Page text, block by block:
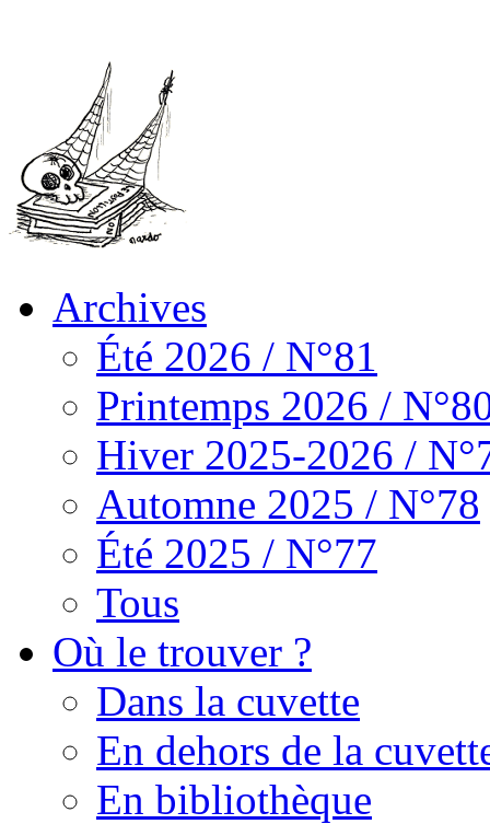
Archives
Été 2026 / N°81
Printemps 2026 /
Hiver 2025-2026 /
Automne 2025 / N°78
Été 2025 / N°77
Tous
Où le trouver ?
Dans la cuvette
En dehors de la
En bibliothèque